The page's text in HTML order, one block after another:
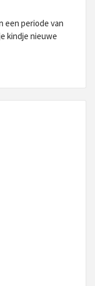
een periode van
kindje nieuwe